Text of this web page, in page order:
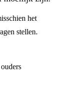
het
stellen.